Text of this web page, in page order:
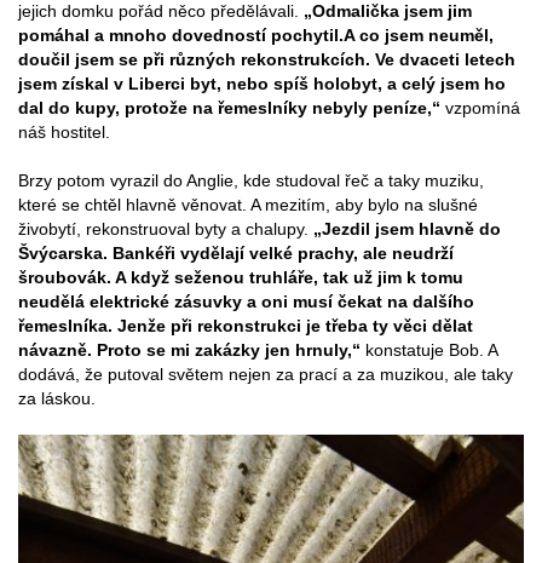
jejich domku pořád něco předělávali. „Odmalička jsem jim
pomáhal a mnoho dovedností pochytil.A co jsem neuměl,
doučil jsem se při různých rekonstrukcích. Ve dvaceti letech
jsem získal v Liberci byt, nebo spíš holobyt, a celý jsem ho
dal do kupy, protože na řemeslníky nebyly peníze,“ vzpomíná
náš hostitel.
Brzy potom vyrazil do Anglie, kde studoval řeč a taky muziku,
které se chtěl hlavně věnovat. A mezitím, aby bylo na slušné
živobytí, rekonstruoval byty a chalupy. „Jezdil jsem hlavně do
Švýcarska. Bankéři vydělají velké prachy, ale neudrží
šroubovák. A když seženou truhláře, tak už jim k tomu
neudělá elektrické zásuvky a oni musí čekat na dalšího
řemeslníka. Jenže při rekonstrukci je třeba ty věci dělat
návazně. Proto se mi zakázky jen hrnuly,“ konstatuje Bob. A
dodává, že putoval světem nejen za prací a za muzikou, ale taky
za láskou.